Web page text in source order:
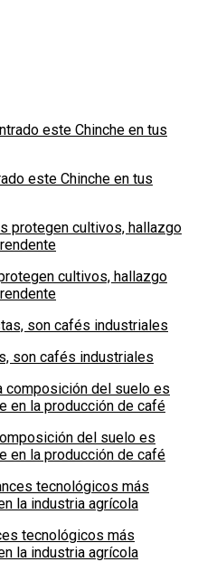
este Chinche en tus
cultivos, hallazgo
son cafés industriales
del suelo es
en la producción de café
tecnológicos más
la industria agrícola